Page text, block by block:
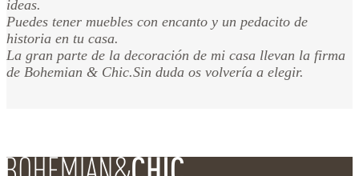
ideas.
Puedes tener muebles con encanto y un pedacito de
historia en tu casa.
La gran parte de la decoración de mi casa llevan la firma
de Bohemian & Chic.Sin duda os volvería a elegir.